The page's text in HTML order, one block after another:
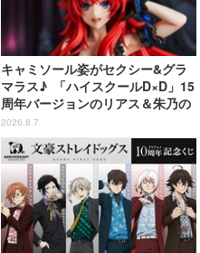
キャミソール姿がセクシー&グラ
マラス♪ 「ハイスクールD×D」15
周年バージョンのリアス＆朱乃の
フィギュアがリニューアルパッケ
ージで登場！
2026.8.7